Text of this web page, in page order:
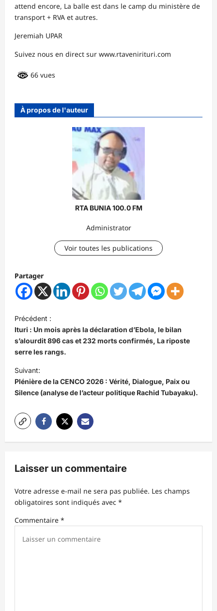
attend encore, La balle est dans le camp du ministère de
transport + RVA et autres.
Jeremiah UPAR
Suivez nous en direct sur www.rtavenirituri.com
66 vues
À propos de l'auteur
RTA BUNIA 100.0 FM
Administrator
Voir toutes les publications
Partager
a
v
i
g
a
i
o
d
a
r
t
Précédent :
Ituri : Un mois après la déclaration d’Ebola, le bilan
s’alourdit 896 cas et 232 morts confirmés, La riposte
serre les rangs.
Suivant:
Plénière de la CENCO 2026 : Vérité, Dialogue, Paix ou
Silence (analyse de l’acteur politique Rachid Tubayaku).
Laisser un commentaire
Votre adresse e-mail ne sera pas publiée. Les champs
obligatoires sont indiqués avec *
Commentaire *